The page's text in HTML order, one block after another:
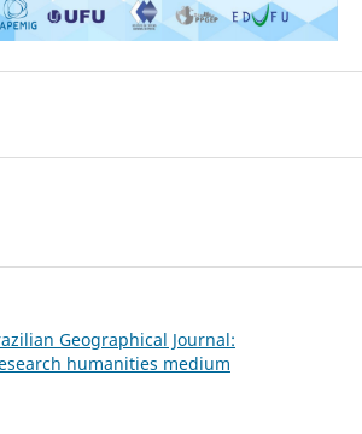
Geographical Journal:
humanities medium